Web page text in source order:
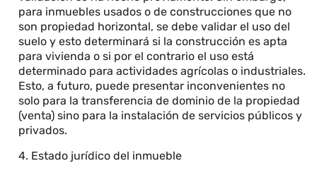
para inmuebles usados o de construcciones que no
son propiedad horizontal, se debe validar el uso del
suelo y esto determinará si la construcción es apta
para vivienda o si por el contrario el uso está
determinado para actividades agrícolas o industriales.
Esto, a futuro, puede presentar inconvenientes no
solo para la transferencia de dominio de la propiedad
(venta) sino para la instalación de servicios públicos y
privados.
4. Estado jurídico del inmueble